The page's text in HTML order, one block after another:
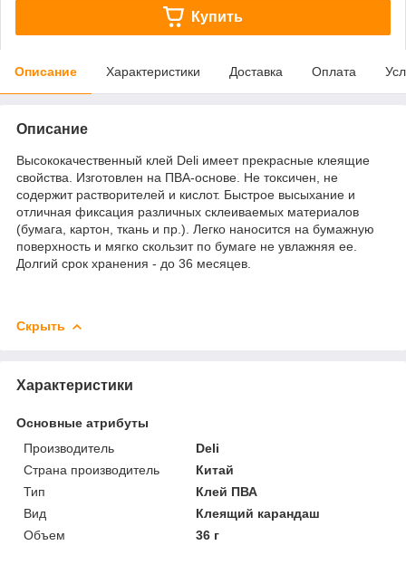
Купить
Описание Характеристики Доставка Оплата
Описание
Высококачественный клей Deli имеет прекрасные клеящие
свойства. Изготовлен на ПВА-основе. Не токсичен, не
содержит растворителей и кислот. Быстрое высыхание и
отличная фиксация различных склеиваемых материалов
(бумага, картон, ткань и пр.). Легко наносится на бумажную
поверхность и мягко скользит по бумаге не увлажняя ее.
Долгий срок хранения - до 36 месяцев.
Скрыть
Характеристики
Основные атрибуты
Производитель
Deli
Страна производитель
Китай
Тип
Клей ПВА
Вид
Клеящий карандаш
Объем
36 г